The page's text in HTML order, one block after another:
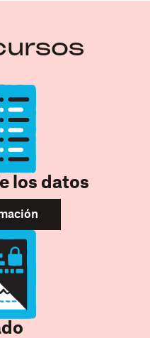
los datos